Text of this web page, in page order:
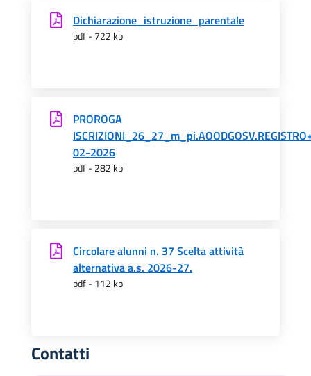
Dichiarazione_istruzione_parentale
pdf - 722 kb
PROROGA
02-2026
pdf - 282 kb
Circolare alunni n. 37 Scelta attività
alternativa a.s. 2026-27.
pdf - 112 kb
Contatti